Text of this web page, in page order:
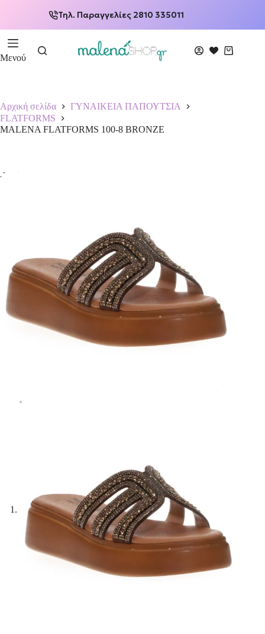
Τηλ. Παραγγελίες 2810 335011
Μενού
Αρχική σελίδα
ΓΥΝΑΙΚΕΙΑ ΠΑΠΟΥΤΣΙΑ
FLATFORMS
MALENA FLATFORMS 100-8 BRΟΝΖΕ
-50%